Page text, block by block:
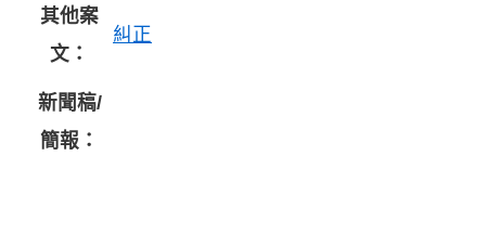
其他案
文：
糾正
新聞稿/
簡報：